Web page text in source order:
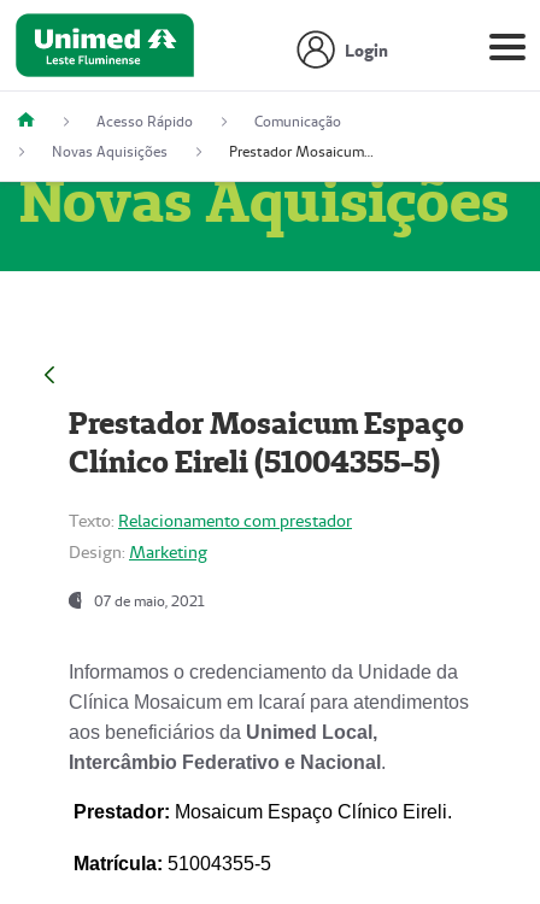
Login
Acesso Rápido
Comunicação
Novas Aquisições
Prestador Mosaicum Espaço Clínico Eireli (51004355-5)
Novas Aquisições
Prestador Mosaicum Espaço
Clínico Eireli (51004355-5)
Texto: Relacionamento com prestador
Design: Marketing
07 de maio, 2021
Informamos o credenciamento da Unidade da
Clínica Mosaicum em Icaraí para atendimentos
aos beneficiários da Unimed Local,
Intercâmbio Federativo e Nacional .
Prestador: Mosaicum Espaço Clínico Eireli.
Matrícula: 51004355-5